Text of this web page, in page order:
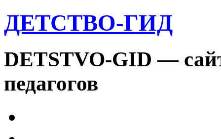
ДЕТСТВО-ГИД
DETSTVO-GID —
педагогов